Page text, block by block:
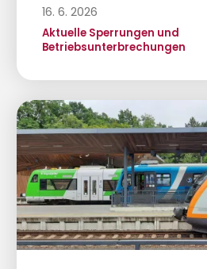
16. 6. 2026
Aktuelle Sperrungen und
Betriebsunterbrechungen